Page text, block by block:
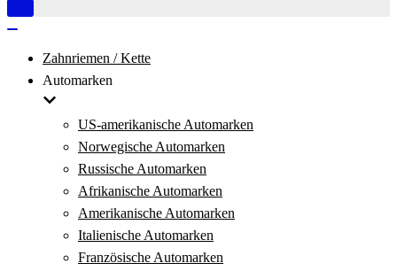
Navigation
Zahnriemen / Kette
Automarken
US-amerikanische Automarken
Norwegische Automarken
Russische Automarken
Afrikanische Automarken
Amerikanische Automarken
Italienische Automarken
Französische Automarken